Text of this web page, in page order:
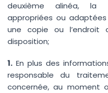
deuxième alinéa, la
appropriées ou
une copie ou
disposition;
1. En plus des
responsable du
concernée, au moment
Envoyer mon